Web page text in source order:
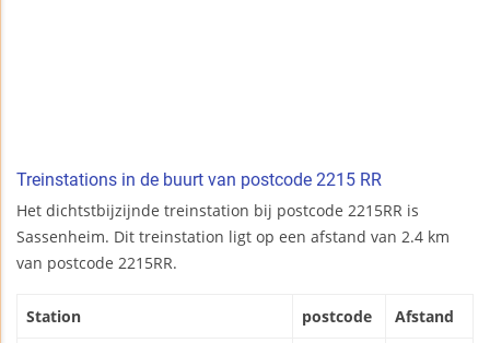
Treinstations in de buurt van postcode 2215 RR
Het dichtstbijzijnde treinstation bij postcode 2215RR is
Sassenheim. Dit treinstation ligt op een afstand van 2.4 km
van postcode 2215RR.
Station postcode Afstand